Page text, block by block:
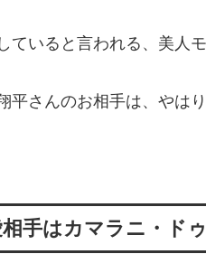
していると言われる、美人
平さんのお相手は、やは
手はカマラニ・ド